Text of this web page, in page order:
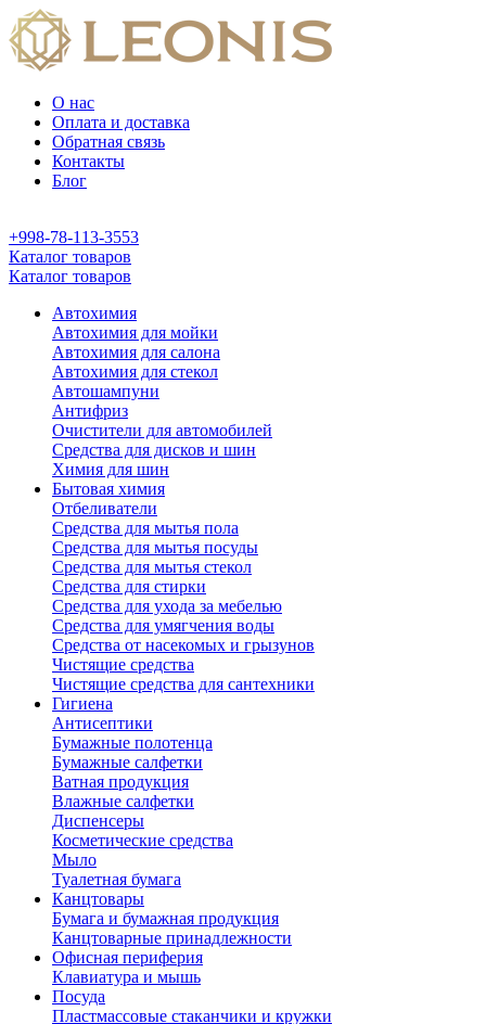
О нас
Оплата и доставка
Обратная связь
Контакты
Блог
+998-78-113-3553
Каталог товаров
Каталог товаров
Автохимия
Автохимия для мойки
Автохимия для салона
Автохимия для стекол
Автошампуни
Антифриз
Очистители для автомобилей
Средства для дисков и шин
Химия для шин
Бытовая химия
Отбеливатели
Средства для мытья пола
Средства для мытья посуды
Средства для мытья стекол
Средства для стирки
Средства для ухода за мебелью
Средства для умягчения воды
Средства от насекомых и грызунов
Чистящие средства
Чистящие средства для сантехники
Гигиена
Антисептики
Бумажные полотенца
Бумажные салфетки
Ватная продукция
Влажные салфетки
Диспенсеры
Косметические средства
Мыло
Туалетная бумага
Канцтовары
Бумага и бумажная продукция
Канцтоварные принадлежности
Офисная периферия
Клавиатура и мышь
Посуда
Пластмассовые стаканчики и кружки